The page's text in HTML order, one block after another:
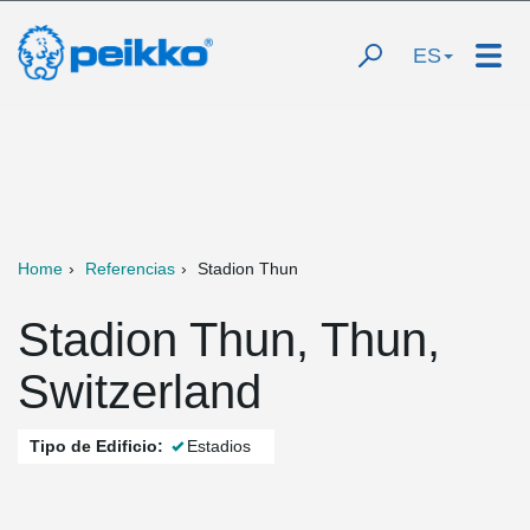
ES
Home Referencias Stadion Thun
Stadion Thun, Thun,
Switzerland
Tipo de Edificio: Estadios